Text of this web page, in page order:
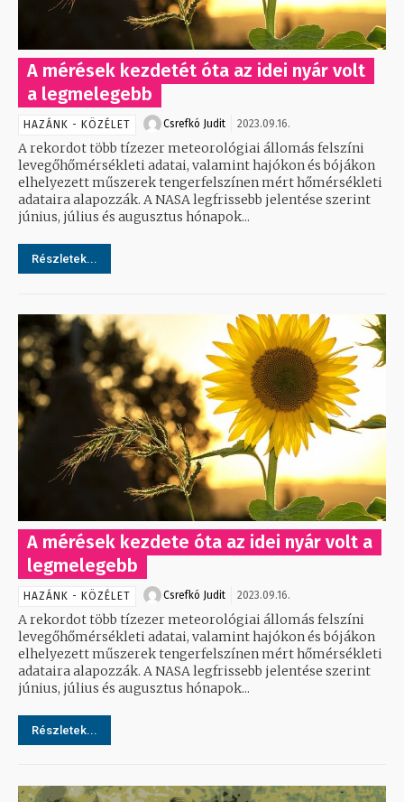
A mérések kezdetét óta az idei nyár volt
a legmelegebb
HAZÁNK - KÖZÉLET Csrefkó Judit 2023.09.16.
A rekordot több tízezer meteorológiai állomás felszíni
levegőhőmérsékleti adatai, valamint hajókon és bójákon
elhelyezett műszerek tengerfelszínen mért hőmérsékleti
adataira alapozzák. A NASA legfrissebb jelentése szerint
június, július és augusztus hónapok...
Részletek...
A mérések kezdete óta az idei nyár volt a
legmelegebb
HAZÁNK - KÖZÉLET Csrefkó Judit 2023.09.16.
A rekordot több tízezer meteorológiai állomás felszíni
levegőhőmérsékleti adatai, valamint hajókon és bójákon
elhelyezett műszerek tengerfelszínen mért hőmérsékleti
adataira alapozzák. A NASA legfrissebb jelentése szerint
június, július és augusztus hónapok...
Részletek...